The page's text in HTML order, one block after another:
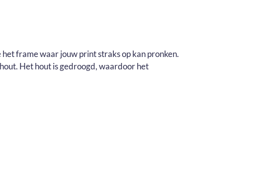
frame waar jouw print straks op kan pronken.
Het hout is gedroogd, waardoor het